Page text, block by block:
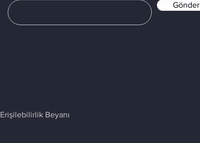
Gönder
Erişilebilirlik Beyanı